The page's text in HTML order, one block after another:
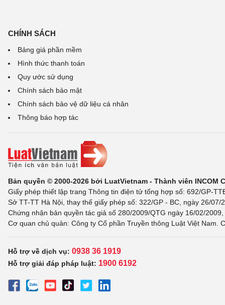
CHÍNH SÁCH
Bảng giá phần mềm
Hình thức thanh toán
Quy ước sử dụng
Chính sách bảo mật
Chính sách bảo vệ dữ liệu cá nhân
Thông báo hợp tác
Bản quyền © 2000-2026 bởi LuatVietnam - Thành viên INCOM
Giấy phép thiết lập trang Thông tin điện tử tổng hợp số: 692/GP-
Sở TT-TT Hà Nội, thay thế giấy phép số: 322/GP - BC, ngày 26/
Chứng nhận bản quyền tác giả số 280/2009/QTG ngày 16/02/
Cơ quan chủ quản: Công ty Cổ phần Truyền thông Luật Việt Nam.
Hỗ trợ về dịch vụ: 0938 36 1919
Hỗ trợ giải đáp pháp luật: 1900 6192